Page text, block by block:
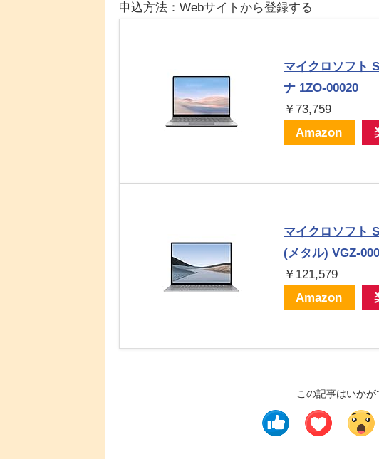
申込方法：Webサイトから登録する
マイクロソフト
ナ 1ZO-00020
￥73,759
Amazon
マイクロソフト
(メタル) VGZ-
￥121,579
Amazon
この記事はいかが